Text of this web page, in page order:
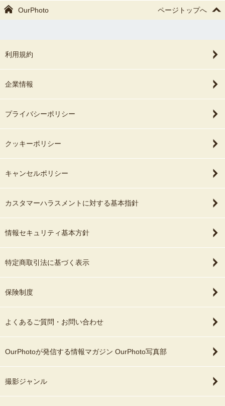
OurPhoto ページトップへ
利用規約
企業情報
プライバシーポリシー
クッキーポリシー
キャンセルポリシー
カスタマーハラスメントに対する基本指針
情報セキュリティ基本方針
特定商取引法に基づく表示
保険制度
よくあるご質問・お問い合わせ
OurPhotoが発信する情報マガジン OurPhoto写真部
撮影ジャンル